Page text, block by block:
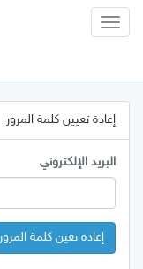
Toggle
إعادة تعيين كلمة المرور
البريد الإلكتروني
إعادة تعين كلمة المرور